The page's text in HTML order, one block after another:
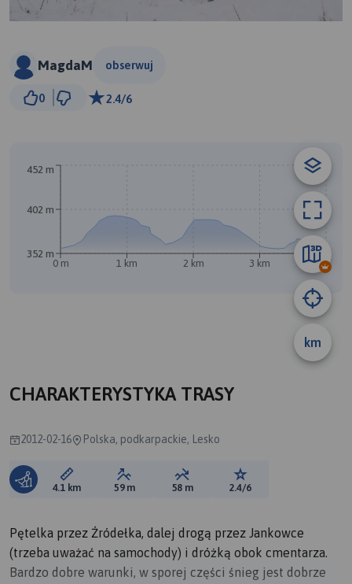
MagdaM obserwuj
0 2.4/6
km
0 m 1 km 2 km 3 km 4.1 km
352 m
402 m
452 m
CHARAKTERYSTYKA TRASY
2012-02-16 Polska, podkarpackie, Lesko
Długość trasy:
4.1 km Suma przewyższeń:
59 m Suma spadków:
58 m Ocena trasy:
2.4/6
Pętelka przez Źródełka, dalej drogą przez Jankowce
(trzeba uważać na samochody) i dróżką obok cmentarza.
Bardzo dobre warunki, w sporej części śnieg jest dobrze